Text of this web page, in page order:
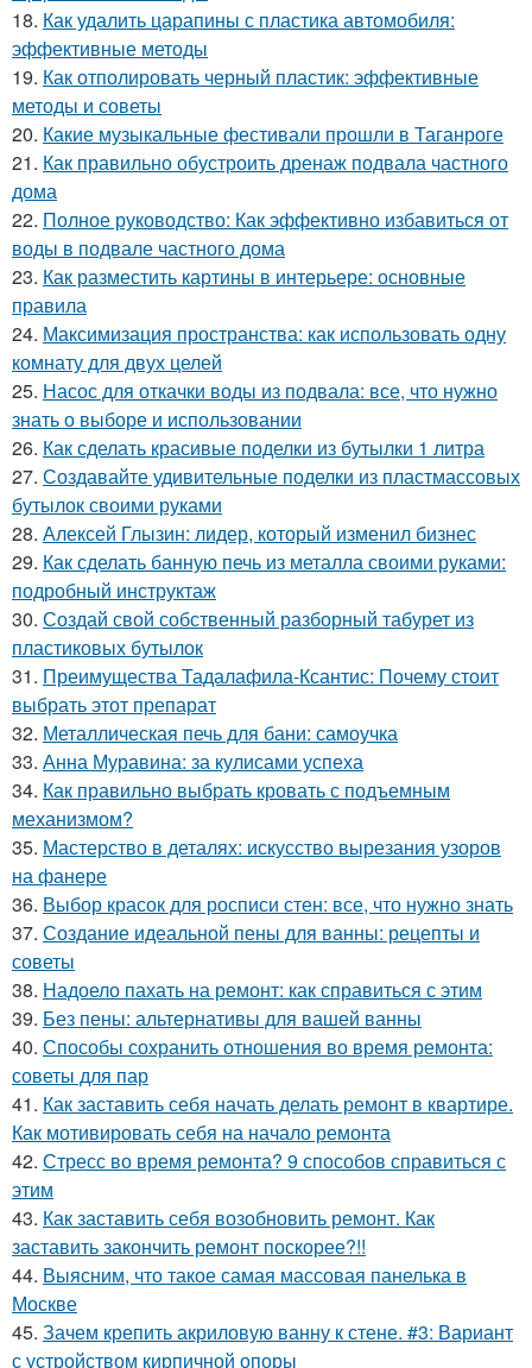
18. Как удалить царапины с пластика автомобиля:
эффективные методы
19. Как отполировать черный пластик: эффективные
методы и советы
20. Какие музыкальные фестивали прошли в Таганроге
21. Как правильно обустроить дренаж подвала частного
дома
22. Полное руководство: Как эффективно избавиться от
воды в подвале частного дома
23. Как разместить картины в интерьере: основные
правила
24. Максимизация пространства: как использовать одну
комнату для двух целей
25. Насос для откачки воды из подвала: все, что нужно
знать о выборе и использовании
26. Как сделать красивые поделки из бутылки 1 литра
27. Создавайте удивительные поделки из пластмассовых
бутылок своими руками
28. Алексей Глызин: лидер, который изменил бизнес
29. Как сделать банную печь из металла своими руками:
подробный инструктаж
30. Создай свой собственный разборный табурет из
пластиковых бутылок
31. Преимущества Тадалафила-Ксантис: Почему стоит
выбрать этот препарат
32. Металлическая печь для бани: самоучка
33. Анна Муравина: за кулисами успеха
34. Как правильно выбрать кровать с подъемным
механизмом?
35. Мастерство в деталях: искусство вырезания узоров
на фанере
36. Выбор красок для росписи стен: все, что нужно знать
37. Создание идеальной пены для ванны: рецепты и
советы
38. Надоело пахать на ремонт: как справиться с этим
39. Без пены: альтернативы для вашей ванны
40. Способы сохранить отношения во время ремонта:
советы для пар
41. Как заставить себя начать делать ремонт в квартире.
Как мотивировать себя на начало ремонта
42. Стресс во время ремонта? 9 способов справиться с
этим
43. Как заставить себя возобновить ремонт. Как
заставить закончить ремонт поскорее?!!
44. Выясним, что такое самая массовая панелька в
Москве
45. Зачем крепить акриловую ванну к стене. #3: Вариант
с устройством кирпичной опоры